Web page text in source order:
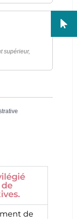
supérieur,
de